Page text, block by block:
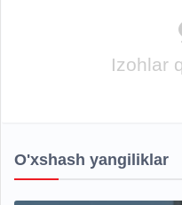
Izohlar
O'xshash yangiliklar